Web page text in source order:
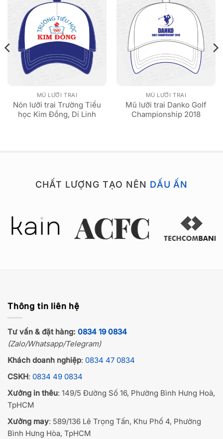
MŨ LƯỠI TRAI
Nón lưỡi trai Trường Tiểu
học Kim Đồng, Di Linh
MŨ LƯỠI TRAI
Mũ lưỡi trai Danko Golf
Championship 2018
CHẤT LƯỢNG TẠO NÊN DẤU ẤN
Thông tin liên hệ
Tư vấn & đặt hàng: 0834 19 0834
(Zalo/Whatsapp/Telegram)
Khách doanh nghiệp: 0834 47 0834
CSKH: 0834 49 0834
Xưởng in thêu: 149/5 Đường Số 16, Phường Bình Hưng Hoà,
TpHCM
Xưởng may: 589/136 Lê Trọng Tấn, Khu Phố 4, Phường
Bình Hưng Hòa, TpHCM